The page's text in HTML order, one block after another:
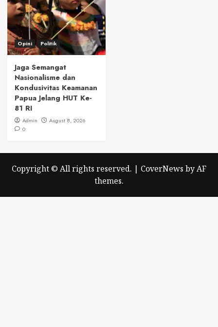
Opini Politik
Jaga Semangat
Nasionalisme dan
Kondusivitas Keamanan
Papua Jelang HUT Ke-
81 RI
Admin
August 8, 2026
0
Copyright © All rights reserved. | CoverNews by AF
themes.